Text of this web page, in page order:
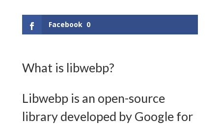
Facebook 0
What is libwebp?
Libwebp is an open-source
library developed by Google for